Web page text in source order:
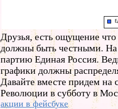
Друзья, есть ощущение
должны быть честными. На
партию Единая Россия.
графики должны
Давайте вместе придем
Революции в субботу в
акции в фейсбуке